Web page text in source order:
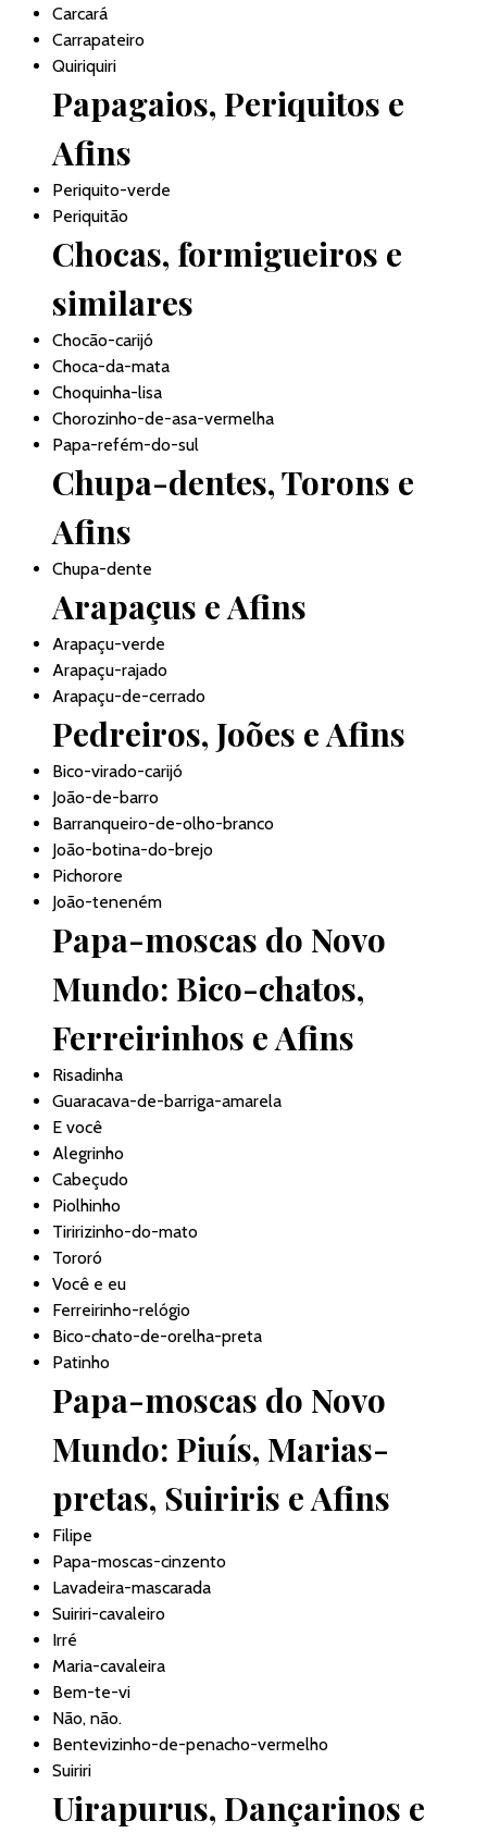
Carcará
Carrapateiro
Quiriquiri
Papagaios, Periquitos e
Afins
Periquito-verde
Periquitão
Chocas, formigueiros e
similares
Chocão-carijó
Choca-da-mata
Choquinha-lisa
Chorozinho-de-asa-vermelha
Papa-refém-do-sul
Chupa-dentes, Torons e
Afins
Chupa-dente
Arapaçus e Afins
Arapaçu-verde
Arapaçu-rajado
Arapaçu-de-cerrado
Pedreiros, Joões e Afins
Bico-virado-carijó
João-de-barro
Barranqueiro-de-olho-branco
João-botina-do-brejo
Pichorore
João-teneném
Papa-moscas do Novo
Mundo: Bico-chatos,
Ferreirinhos e Afins
Risadinha
Guaracava-de-barriga-amarela
E você
Alegrinho
Cabeçudo
Piolhinho
Tiririzinho-do-mato
Tororó
Você e eu
Ferreirinho-relógio
Bico-chato-de-orelha-preta
Patinho
Papa-moscas do Novo
Mundo: Piuís, Marias-
pretas, Suiriris e Afins
Filipe
Papa-moscas-cinzento
Lavadeira-mascarada
Suiriri-cavaleiro
Irré
Maria-cavaleira
Bem-te-vi
Não, não.
Bentevizinho-de-penacho-vermelho
Suiriri
Uirapurus, Dançarinos e